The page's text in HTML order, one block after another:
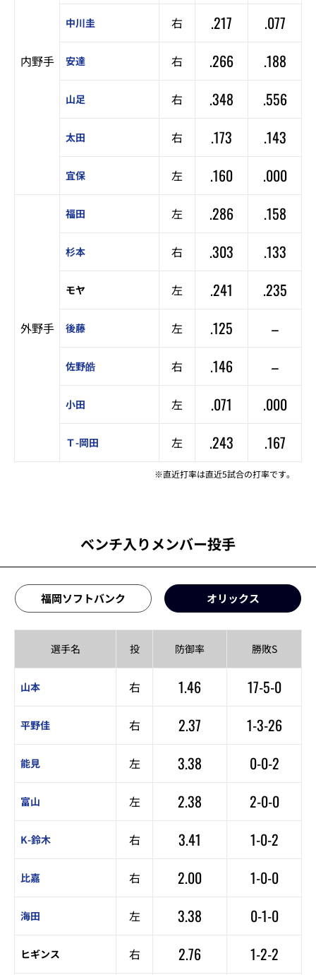
内野手
中川圭 右 .217 .077
安達 右 .266 .188
山足 右 .348 .556
太田 右 .173 .143
宜保 左 .160 .000
外野手
福田 左 .286 .158
杉本 右 .303 .133
モヤ 左 .241 .235
後藤 左 .125 –
佐野皓 右 .146 –
小田 左 .071 .000
Ｔ-岡田 左 .243 .167
※直近打率は直近5試合の打率です。
ベンチ入りメンバー投手
福岡ソフトバンク オリックス
選手名 投 防御率 勝敗S
山本 右 1.46 17-5-0
平野佳 右 2.37 1-3-26
能見 左 3.38 0-0-2
富山 左 2.38 2-0-0
K-鈴木 右 3.41 1-0-2
比嘉 右 2.00 1-0-0
海田 左 3.38 0-1-0
ヒギンス 右 2.76 1-2-2